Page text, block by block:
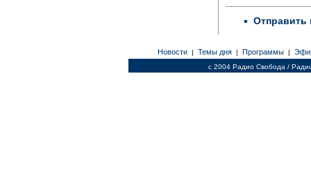
Отправить
Новости | Темы дня | Программы |
c 2004 Радио Свобода /